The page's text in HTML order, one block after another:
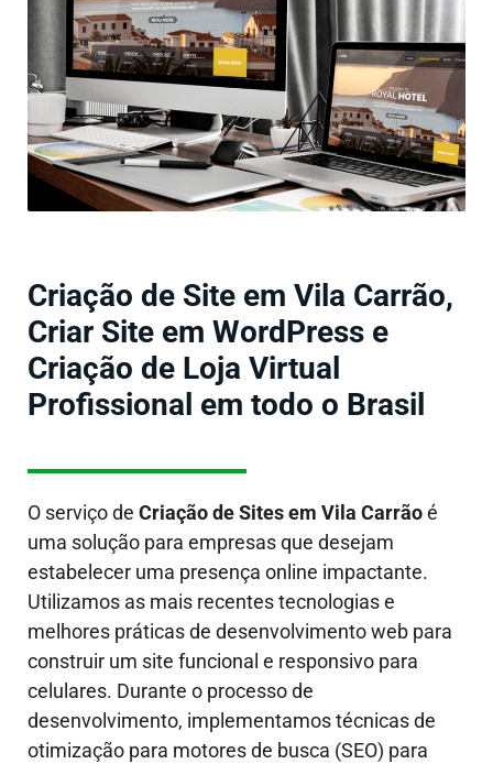
Criação de Site em Vila Carrão,
Criar Site em WordPress e
Criação de Loja Virtual
Profissional em todo o Brasil
O serviço de Criação de Sites em Vila Carrãoé
uma solução para empresas que desejam
estabelecer uma presença online impactante.
Utilizamos as mais recentes tecnologias e
melhores práticas de desenvolvimento web para
construir um site funcional e responsivo para
celulares. Durante o processo de
desenvolvimento, implementamos técnicas de
otimização para motores de busca (SEO) para